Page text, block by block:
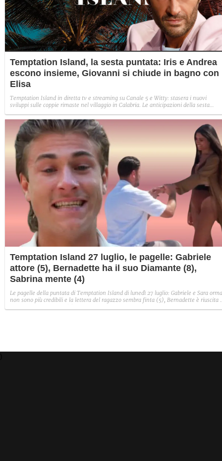
Temptation Island, la sesta puntata: Iris e Andrea
escono insieme, Giovanni si chiude in bagno con
Elisa
Temptation Island in diretta tv e streaming su Canale 5 e Witty: stasera i nuovi
sviluppi sulle coppie rimaste nel villaggio in Calabria. Le anticipazioni della sesta
Sabrina rifiuta il falò con Giovanni e si avvicina a Lory.
Temptation Island 27 luglio, le pagelle: Gabriele
attore (5), Bernadette ha il suo Diamante (8),
Sabrina mente (4)
Le pagelle della puntata di Temptation Island di lunedì 27 luglio: Gabriele e Sara
non sono più credibili e la lettera del ragazzo sembra finta (5), Bernadette è riuscita